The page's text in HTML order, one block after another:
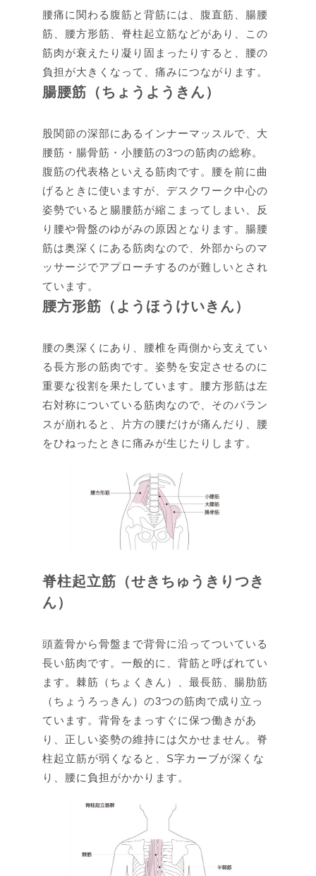
腰痛に関わる腹筋と背筋には、腹直筋、腸腰
筋、腰方形筋、脊柱起立筋などがあり、この
筋肉が衰えたり凝り固まったりすると、腰の
負担が大きくなって、痛みにつながります。
腸腰筋（ちょうようきん）
股関節の深部にあるインナーマッスルで、大
腰筋・腸骨筋・小腰筋の3つの筋肉の総称。
腹筋の代表格といえる筋肉です。腰を前に曲
げるときに使いますが、デスクワーク中心の
姿勢でいると腸腰筋が縮こまってしまい、反
り腰や骨盤のゆがみの原因となります。腸腰
筋は奥深くにある筋肉なので、外部からのマ
ッサージでアプローチするのが難しいとされ
ています。
腰方形筋（ようほうけいきん）
腰の奥深くにあり、腰椎を両側から支えてい
る長方形の筋肉です。姿勢を安定させるのに
重要な役割を果たしています。腰方形筋は左
右対称についている筋肉なので、そのバラン
スが崩れると、片方の腰だけが痛んだり、腰
をひねったときに痛みが生じたりします。
脊柱起立筋（せきちゅうきりつき
ん）
頭蓋骨から骨盤まで背骨に沿ってついている
長い筋肉です。一般的に、背筋と呼ばれてい
ます。棘筋（ちょくきん）、最長筋、腸肋筋
（ちょうろっきん）の3つの筋肉で成り立っ
ています。背骨をまっすぐに保つ働きがあ
り、正しい姿勢の維持には欠かせません。脊
柱起立筋が弱くなると、S字カーブが深くな
り、腰に負担がかかります。